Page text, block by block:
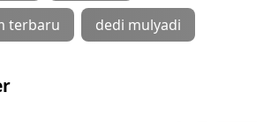
terbaru dedi mulyadi